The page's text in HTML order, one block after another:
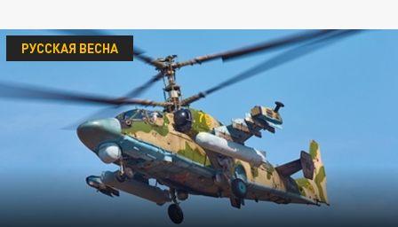
РУССКАЯ ВЕСНА